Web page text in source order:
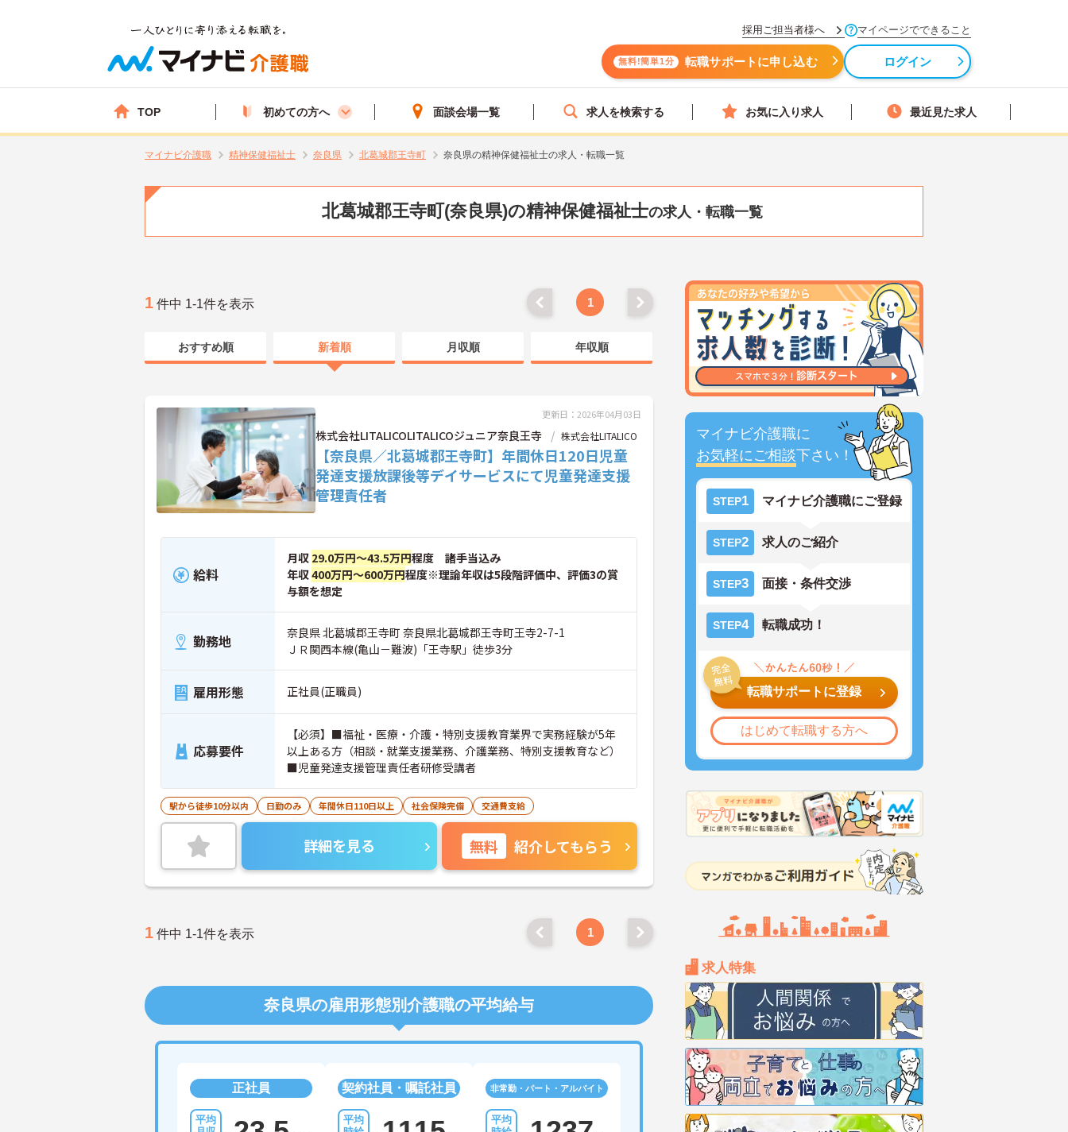
採用ご担当者様へ マイページでできること
無料!簡単1分 転職サポートに申し込む ログイン
TOP 初めての方へ 面談会場一覧 求人を検索する お気に入り求人 最近見た求人
マイナビ介護職 精神保健福祉士 奈良県 北葛城郡王寺町 奈良県の精神保健福祉士の求人・転職一覧
北葛城郡王寺町(奈良県)の精神保健福祉士の求人・転職一覧
マイナビ介護職に
お気軽にご相談下さい！
STEP1 マイナビ介護職にご登録
STEP2 求人のご紹介
STEP3 面接・条件交渉
STEP4 転職成功！
転職サポートに登録
はじめて転職する方へ
求人特集
1 件中 1-1件を表示 1
おすすめ順 新着順 月収順 年収順
更新日：2026年04月03日
株式会社LITALICOLITALICOジュニア奈良王寺 株式会社LITALICO
【奈良県／北葛城郡王寺町】年間休日120日児童
発達支援放課後等デイサービスにて児童発達支援
管理責任者
給料
月収 29.0万円～43.5万円程度 諸手当込み
年収400万円～600万円程度※理論年収は5段階評価中、評価3の賞
与額を想定
勤務地
奈良県 北葛城郡王寺町 奈良県北葛城郡王寺町王寺2-7-1
ＪＲ関西本線(亀山－難波)「王寺駅」徒歩3分
雇用形態 正社員(正職員)
応募要件
【必須】■福祉・医療・介護・特別支援教育業界で実務経験が5年
以上ある方（相談・就業支援業務、介護業務、特別支援教育など）
■児童発達支援管理責任者研修受講者
駅から徒歩10分以内 日勤のみ 年間休日110日以上 社会保険完備 交通費支給
詳細を見る 無料 紹介してもらう
1 件中 1-1件を表示 1
奈良県の雇用形態別介護職の平均給与
正社員 契約社員・嘱託社員 非常勤・パート・アルバイト